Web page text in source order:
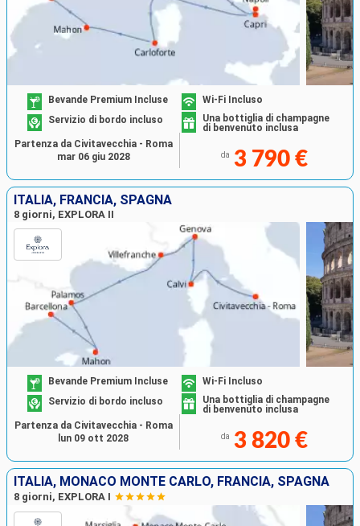
Bevande Premium Incluse
Wi-Fi Incluso
Servizio di bordo incluso
Una bottiglia di champagne
di benvenuto inclusa
da 3 790 €
Partenza da Civitavecchia - Roma
mar 06 giu 2028
ITALIA, FRANCIA, SPAGNA
8 giorni, EXPLORA II
Bevande Premium Incluse
Wi-Fi Incluso
Servizio di bordo incluso
Una bottiglia di champagne
di benvenuto inclusa
da 3 820 €
Partenza da Civitavecchia - Roma
lun 09 ott 2028
ITALIA, MONACO MONTE CARLO, FRANCIA, SPAGNA
8 giorni, EXPLORA I